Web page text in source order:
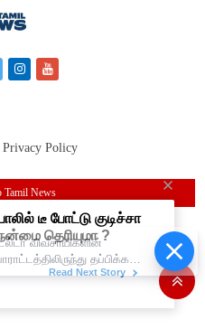
Privacy Policy
Tamil News
விவசாயிகளின்
தப்பிக்கவே
அவசர தொகுதி
முதலமைச்சர் -